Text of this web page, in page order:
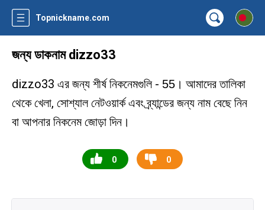
Topnickname.com
জন্য ডাকনাম dizzo33
dizzo33 এর জন্য শীর্ষ নিকনেমগুলি - 55 । আমাদের তালিকা
থেকে খেলা, সোশ্যাল নেটওয়ার্ক এবং ব্র্যান্ডের জন্য নাম বেছে নিন
বা আপনার নিকনেম জোড়া দিন।
0 0